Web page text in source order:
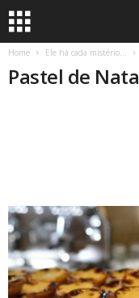
Home Ele há cada mistério…
Pastel de Nata